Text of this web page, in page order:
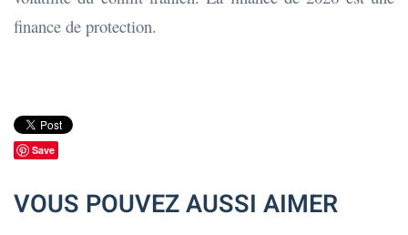
finance de protection.
Save
VOUS POUVEZ AUSSI AIMER